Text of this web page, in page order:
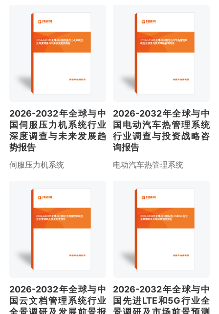
2026-2032年全球与中国伺服压力机系统行
业深度调查与未来发展趋势报告
2026-2032年全球与中
国伺服压力机系统行业
深度调查与未来发展趋
势报告
伺服压力机系统
2026-2032年全球与中国电动汽车热管理系
统行业调查与投资战略咨询报告
2026-2032年全球与中
国电动汽车热管理系统
行业调查与投资战略咨
询报告
电动汽车热管理系统
2026-2032年全球与中国云文档管理系统行
业全景调研及发展前景报告
2026-2032年全球与中
国云文档管理系统行业
全景调研及发展前景报
2026-2032年全球与中国先进LTE和5G行业
全景调研及市场前景预测报告
2026-2032年全球与中
国先进LTE和5G行业全
景调研及市场前景预测